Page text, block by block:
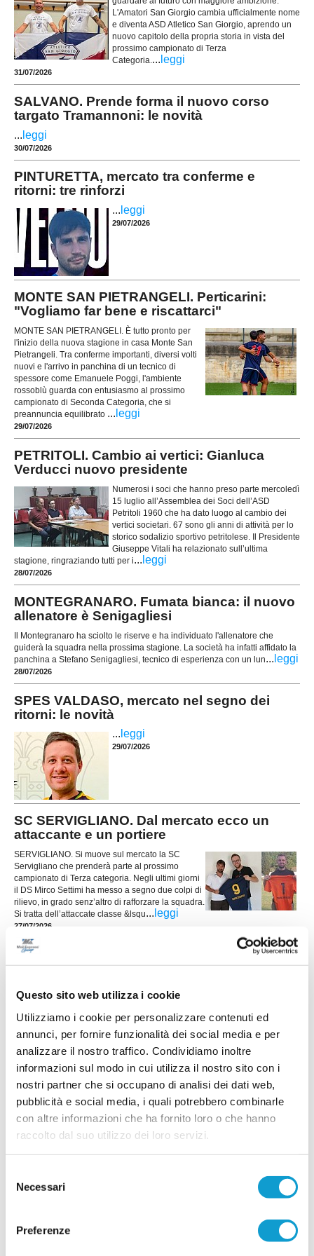
Questo sito web utilizza i cookie
Utilizziamo i cookie per personalizzare contenuti ed
annunci, per fornire funzionalità dei social media e per
analizzare il nostro traffico. Condividiamo inoltre
informazioni sul modo in cui utilizza il nostro sito con i
nostri partner che si occupano di analisi dei dati web,
pubblicità e social media, i quali potrebbero combinarle
con altre informazioni che ha fornito loro o che hanno
raccolto dal suo utilizzo dei loro servizi.
delNecessari
Preferenze
L'Amatori San Giorgio cambia ufficialmente nome
e diventa ASD Atletico San Giorgio, aprendo un
nuovo capitolo della propria storia in vista del
prossimo campionato di Terza
Categoria.... leggi
31/07/2026
SALVANO. Prende forma il nuovo corso
targato Tramannoni: le novità
... leggi
30/07/2026
PINTURETTA, mercato tra conferme e
ritorni: tre rinforzi
... leggi
29/07/2026
MONTE SAN PIETRANGELI. Perticarini:
"Vogliamo far bene e riscattarci"
MONTE SAN PIETRANGELI. È tutto pronto per
l'inizio della nuova stagione in casa Monte San
Pietrangeli. Tra conferme importanti, diversi volti
nuovi e l'arrivo in panchina di un tecnico di
spessore come Emanuele Poggi, l'ambiente
rossoblù guarda con entusiasmo al prossimo
campionato di Seconda Categoria, che si
preannuncia equilibrato ... leggi
29/07/2026
PETRITOLI. Cambio ai vertici: Gianluca
Verducci nuovo presidente
Numerosi i soci che hanno preso parte mercoledì
15 luglio all’Assemblea dei Soci dell’ASD
Petritoli 1960 che ha dato luogo al cambio dei
vertici societari. 67 sono gli anni di attività per lo
storico sodalizio sportivo petritolese. Il Presidente
Giuseppe Vitali ha relazionato sull’ultima
stagione, ringraziando tutti per i... leggi
28/07/2026
MONTEGRANARO. Fumata bianca: il nuovo
allenatore è Senigagliesi
Il Montegranaro ha sciolto le riserve e ha individuato l'allenatore che
guiderà la squadra nella prossima stagione. La società ha infatti affidato la
panchina a Stefano Senigagliesi, tecnico di esperienza con un lun... leggi
28/07/2026
SPES VALDASO, mercato nel segno dei
ritorni: le novità
... leggi
29/07/2026
SC SERVIGLIANO. Dal mercato ecco un
attaccante e un portiere
SERVIGLIANO. Si muove sul mercato la SC
Servigliano che prenderà parte al prossimo
campionato di Terza categoria. Negli ultimi giorni
il DS Mirco Settimi ha messo a segno due colpi di
rilievo, in grado senz’altro di rafforzare la squadra.
Si tratta dell’attaccate classe &lsqu... leggi
27/07/2026
PORTO SANT'ELPIDIO. Del Gatto: "Per me è
un ritorno a casa"
L'avventura di Andrea Del Gatto sulla panchina
del Porto Sant'Elpidio è pronta a iniziare. Dopo
anni da vice allenatore in piazze importanti come
Montegranaro, Fermana e Montegiorgio, il
tecnico debutterà da primo... leggi
23/07/2026
ATLETICO M.U. 84, doppio rinforzo a
centrocampo: Paolini e Lucarelli
doppio colpo per il centrocampo. La società ha infatti ufficializzato gli arrivi
di Francesco Paolini e Tommaso ... leggi
PINTURETTA. Atriani e Cimadamore sono le
prime novità di mercato
mercato in vista della stagione 2026/2027 con
due innesti. La società rossoblù ha annunciato